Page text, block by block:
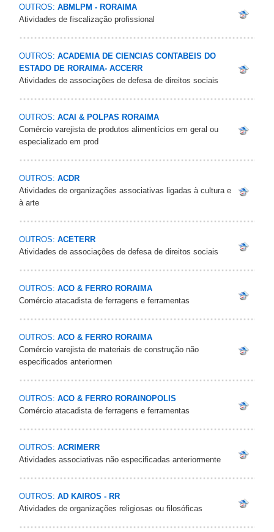
OUTROS: ABMLPM - RORAIMA
Atividades de fiscalização profissional
OUTROS: ACADEMIA DE CIENCIAS CONTABEIS DO
ESTADO DE RORAIMA- ACCERR
Atividades de associações de defesa de direitos sociais
OUTROS: ACAI & POLPAS RORAIMA
Comércio varejista de produtos alimentícios em geral ou
especializado em prod
OUTROS: ACDR
Atividades de organizações associativas ligadas à cultura e
à arte
OUTROS: ACETERR
Atividades de associações de defesa de direitos sociais
OUTROS: ACO & FERRO RORAIMA
Comércio atacadista de ferragens e ferramentas
OUTROS: ACO & FERRO RORAIMA
Comércio varejista de materiais de construção não
especificados anteriormen
OUTROS: ACO & FERRO RORAINOPOLIS
Comércio atacadista de ferragens e ferramentas
OUTROS: ACRIMERR
Atividades associativas não especificadas anteriormente
OUTROS: AD KAIROS - RR
Atividades de organizações religiosas ou filosóficas